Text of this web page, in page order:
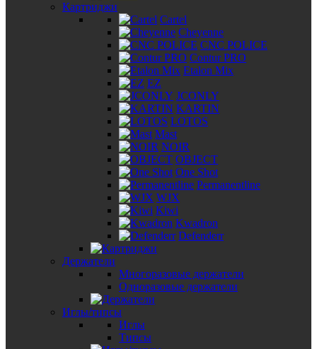
Картриджи
Cartel
Cheyenne
CNC POLICE
Contur PRO
Etalon Mix
EZ
JCONLY
KARTIN
LOTOS
Mast
NOIR
OBJECT
One Shot
Permanentline
WJX
Kiwi
Kwadron
Defenderr
Держатели
Многоразовые держатели
Одноразовые держатели
Иглы/типсы
Иглы
Типсы